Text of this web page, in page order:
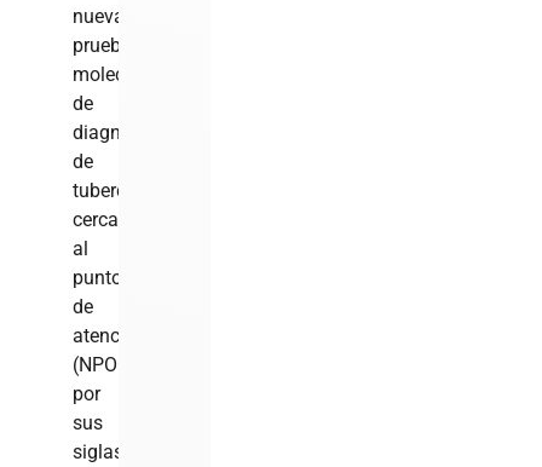
nueva
prueba
molecular
de
diagnóstico
de
tuberculosis
cercana
al
punto
de
atención
(NPOC,
por
sus
siglas